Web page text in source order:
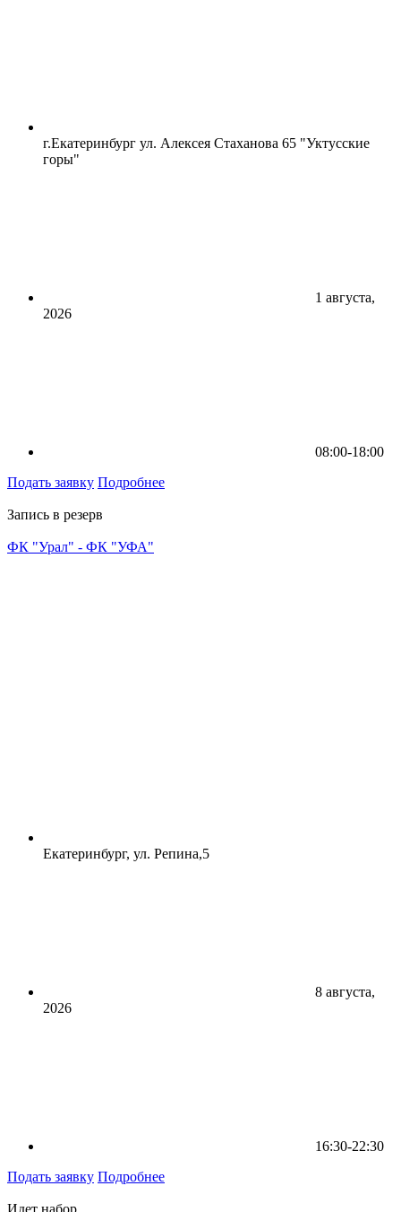
г.Екатеринбург ул. Алексея Стаханова 65 "Уктусские
горы"
1 августа,
2026
08:00-18:00
Подать заявку Подробнее
Запись в резерв
ФК "Урал" - ФК "УФА"
Екатеринбург, ул. Репина,5
8 августа,
2026
16:30-22:30
Подать заявку Подробнее